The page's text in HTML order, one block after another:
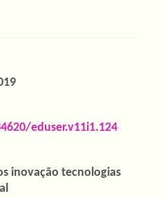
eduser.v11i1.124
inovação tecnologias